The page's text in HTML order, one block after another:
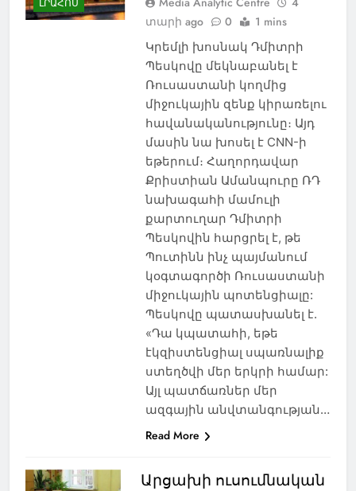
ԼՐԱՀՈՍ
տարի ago
0 1 mins
Կրեմլի խոսնակ Դմիտրի
Պեսկովը մեկնաբանել է
Ռուսաստանի կողմից
միջուկային զենք կիրառելու
հավանականությունը։ Այդ
մասին նա խոսել է CNN-ի
եթերում։ Հաղորդավար
Քրիստիան Ամանպուրը ՌԴ
նախագահի մամուլի
քարտուղար Դմիտրի
Պեսկովին հարցրել է, թե
Պուտինն ինչ պայմանում
կօգտագործի Ռուսաստանի
միջուկային պոտենցիալը:
Պեսկովը պատասխանել է.
«Դա կպատահի, եթե
էկզիստենցիալ սպառնալիք
ստեղծվի մեր երկրի համար:
Այլ պատճառներ մեր
ազգային անվտանգության…
Read More
Արցախի ուսումնական